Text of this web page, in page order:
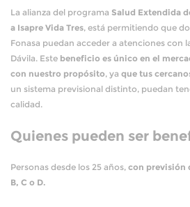
La alianza del programa Salud Extendida
a Isapre Vida Tres, está permitiendo que
Fonasa puedan acceder a atenciones con
Dávila. Este beneficio es único en el
con nuestro propósito, ya que tus
un sistema previsional distinto, puedan
calidad.
Quienes pueden ser
Personas desde los 25 años, con previsión
B, C o D.